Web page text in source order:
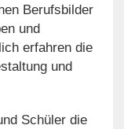
Berufsbilder
und
erfahren die
und
Schüler die